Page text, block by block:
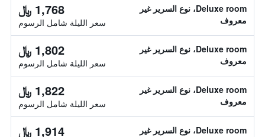
Deluxe room، نوع السرير غير
معروف
1,768 ﷼
سعر الليلة شامل الرسوم
Deluxe room، نوع السرير غير
معروف
1,802 ﷼
سعر الليلة شامل الرسوم
Deluxe room، نوع السرير غير
معروف
1,822 ﷼
سعر الليلة شامل الرسوم
Deluxe room، نوع السرير غير
1,914 ﷼